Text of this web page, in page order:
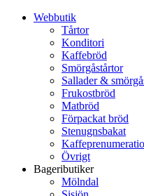
Webbutik
Tårtor
Konditori
Kaffebröd
Smörgåstårtor
Sallader &
Frukostbröd
Matbröd
Förpackat bröd
Stenugnsbakat
Övrigt
Bageributiker
Mölndal